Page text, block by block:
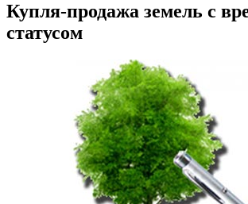
Купля-продажа земель с
статусом